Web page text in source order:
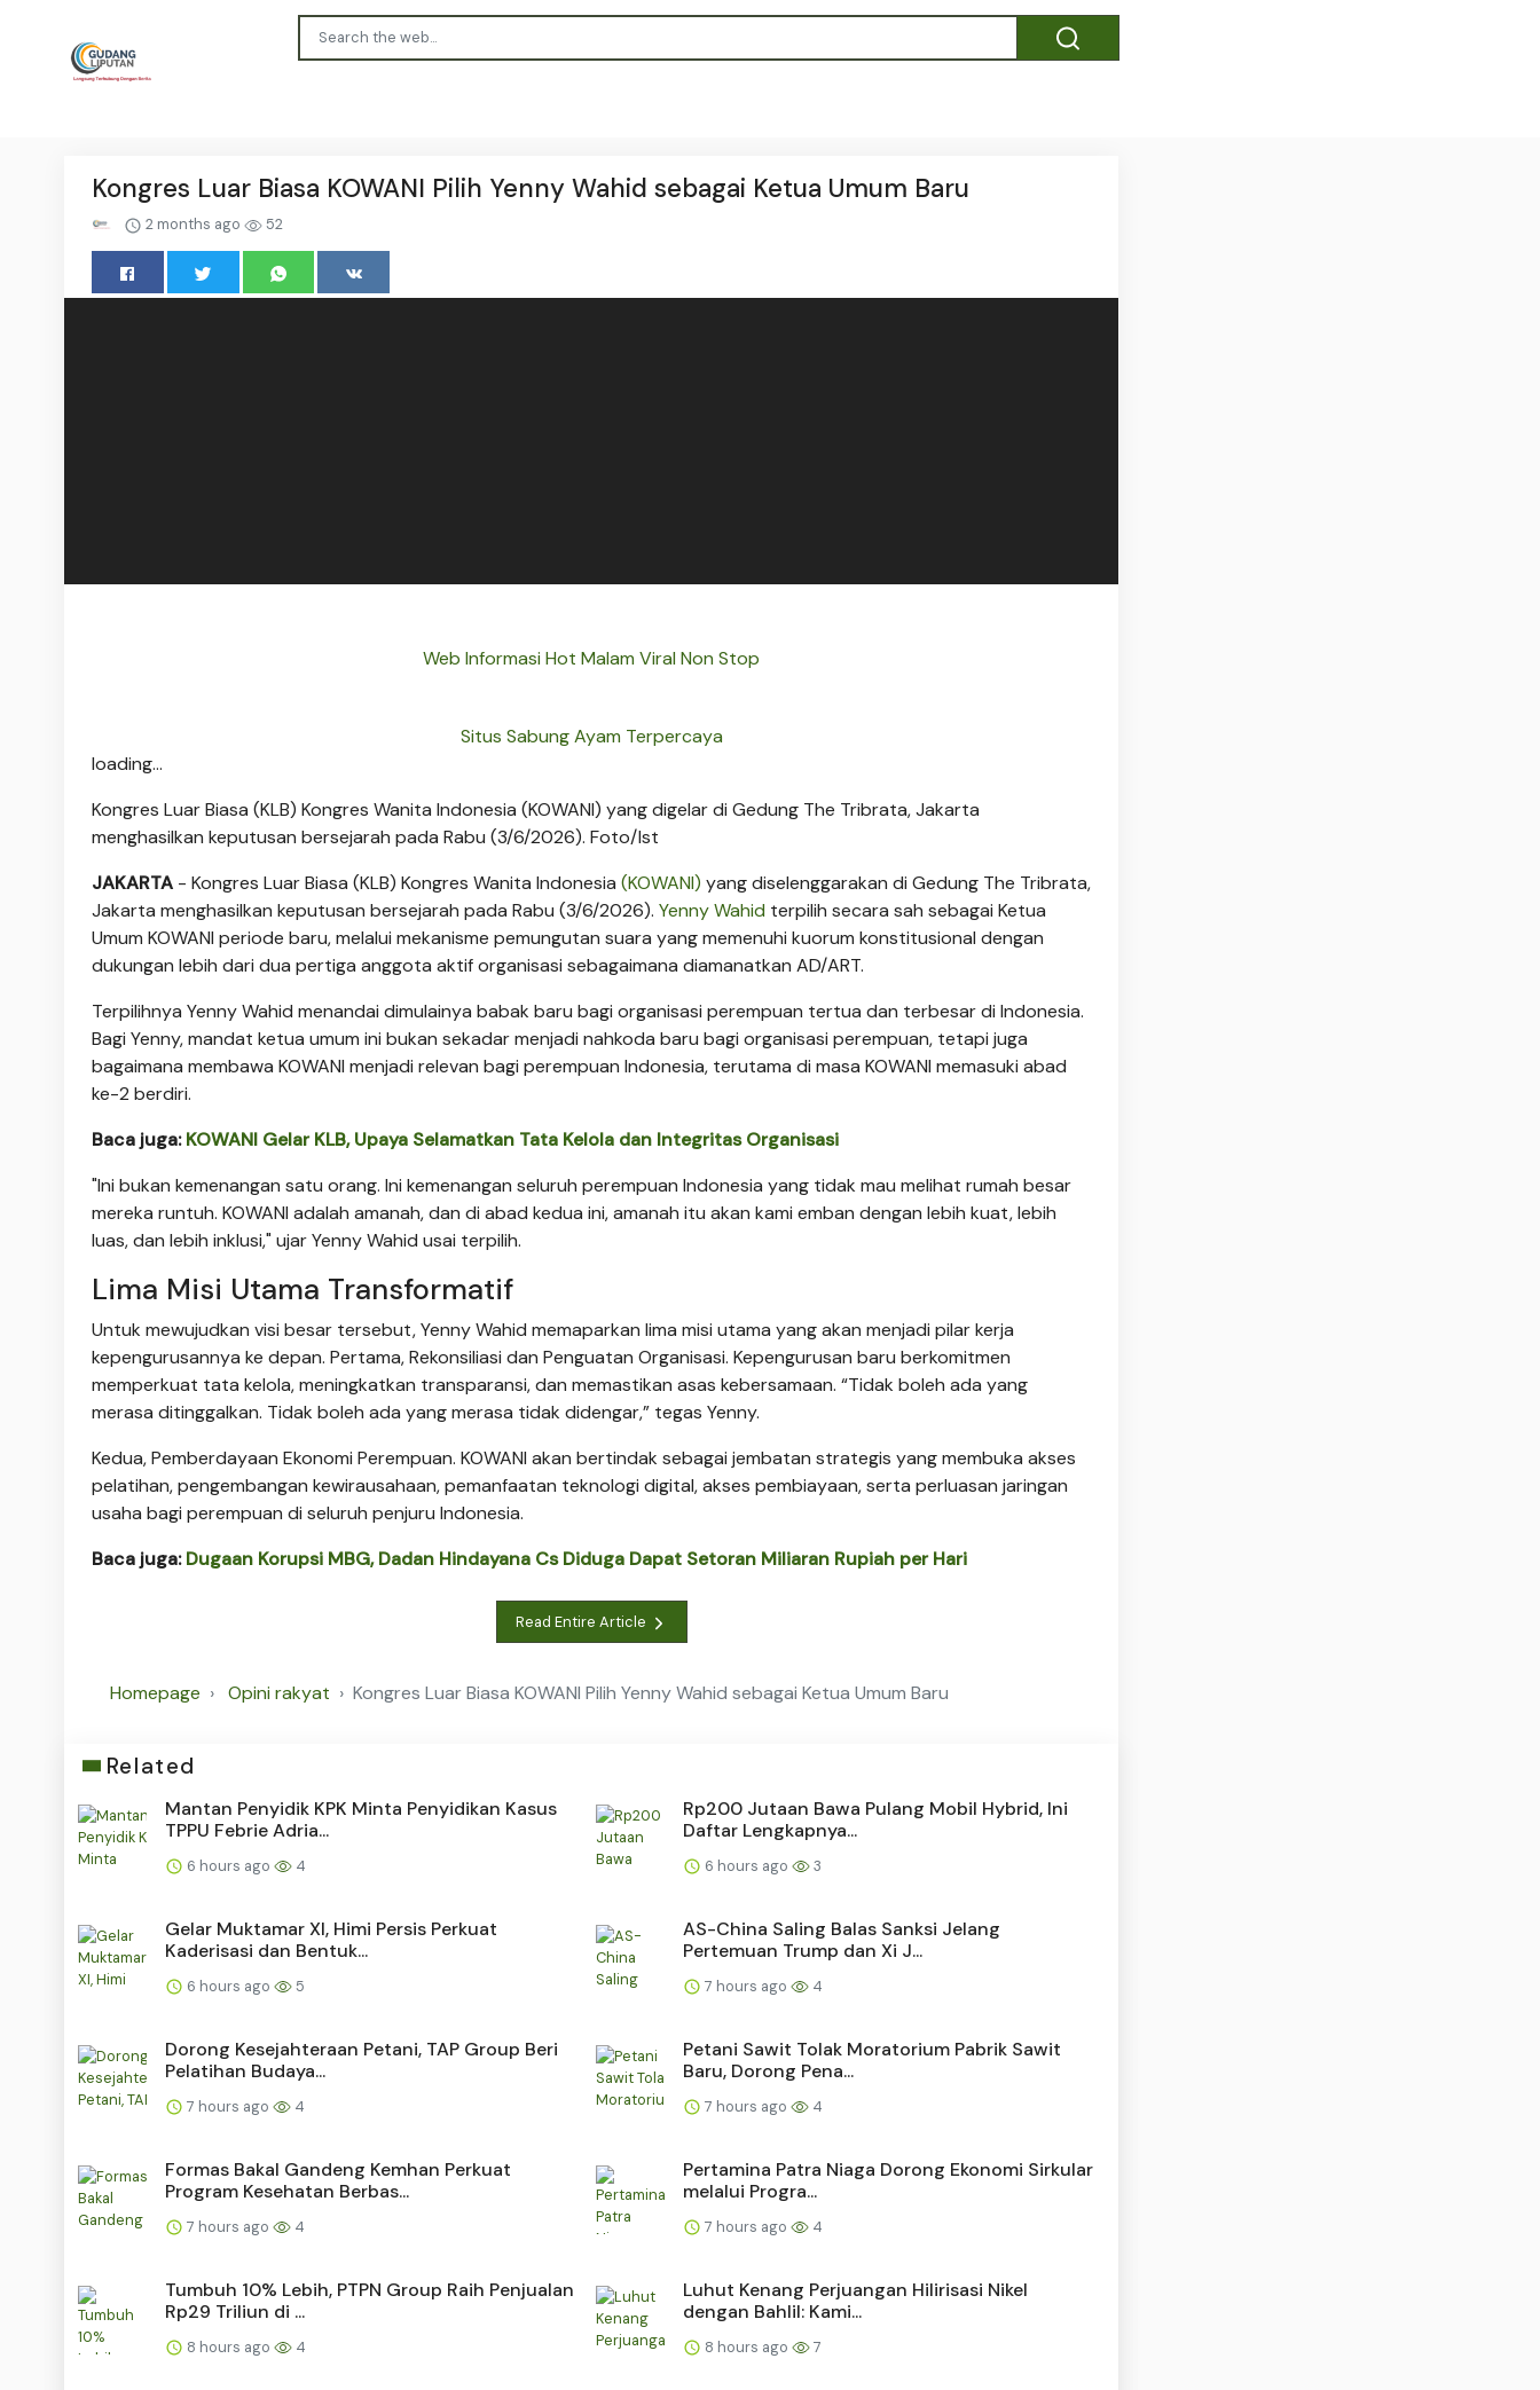
Kongres Luar Biasa KOWANI Pilih Yenny Wahid sebagai Ketua Umum Baru
2 months ago 52
Web Informasi Hot Malam Viral Non Stop
Situs Sabung Ayam Terpercaya
loading...
Kongres Luar Biasa (KLB) Kongres Wanita Indonesia (KOWANI) yang digelar di Gedung The Tribrata, Jakarta
menghasilkan keputusan bersejarah pada Rabu (3/6/2026). Foto/Ist
JAKARTA - Kongres Luar Biasa (KLB) Kongres Wanita Indonesia (KOWANI) yang diselenggarakan di Gedung The Tribrata,
Jakarta menghasilkan keputusan bersejarah pada Rabu (3/6/2026). Yenny Wahid terpilih secara sah sebagai Ketua
Umum KOWANI periode baru, melalui mekanisme pemungutan suara yang memenuhi kuorum konstitusional dengan
dukungan lebih dari dua pertiga anggota aktif organisasi sebagaimana diamanatkan AD/ART.
Terpilihnya Yenny Wahid menandai dimulainya babak baru bagi organisasi perempuan tertua dan terbesar di Indonesia.
Bagi Yenny, mandat ketua umum ini bukan sekadar menjadi nahkoda baru bagi organisasi perempuan, tetapi juga
bagaimana membawa KOWANI menjadi relevan bagi perempuan Indonesia, terutama di masa KOWANI memasuki abad
ke-2 berdiri.
Baca juga:KOWANI Gelar KLB, Upaya Selamatkan Tata Kelola dan Integritas Organisasi
"Ini bukan kemenangan satu orang. Ini kemenangan seluruh perempuan Indonesia yang tidak mau melihat rumah besar
mereka runtuh. KOWANI adalah amanah, dan di abad kedua ini, amanah itu akan kami emban dengan lebih kuat, lebih
luas, dan lebih inklusi," ujar Yenny Wahid usai terpilih.
Lima Misi Utama Transformatif
Untuk mewujudkan visi besar tersebut, Yenny Wahid memaparkan lima misi utama yang akan menjadi pilar kerja
kepengurusannya ke depan. Pertama, Rekonsiliasi dan Penguatan Organisasi. Kepengurusan baru berkomitmen
memperkuat tata kelola, meningkatkan transparansi, dan memastikan asas kebersamaan. “Tidak boleh ada yang
merasa ditinggalkan. Tidak boleh ada yang merasa tidak didengar,” tegas Yenny.
Kedua, Pemberdayaan Ekonomi Perempuan. KOWANI akan bertindak sebagai jembatan strategis yang membuka akses
pelatihan, pengembangan kewirausahaan, pemanfaatan teknologi digital, akses pembiayaan, serta perluasan jaringan
usaha bagi perempuan di seluruh penjuru Indonesia.
Baca juga:Dugaan Korupsi MBG, Dadan Hindayana Cs Diduga Dapat Setoran Miliaran Rupiah per Hari
Read Entire Article
Homepage Opini rakyat Kongres Luar Biasa KOWANI Pilih Yenny Wahid sebagai Ketua Umum Baru
Related
Mantan Penyidik KPK Minta Penyidikan Kasus
TPPU Febrie Adria...
6 hours ago 4
Rp200 Jutaan Bawa Pulang Mobil Hybrid, Ini
Daftar Lengkapnya...
6 hours ago 3
Gelar Muktamar XI, Himi Persis Perkuat
Kaderisasi dan Bentuk...
6 hours ago 5
AS-China Saling Balas Sanksi Jelang
Pertemuan Trump dan Xi J...
7 hours ago 4
Dorong Kesejahteraan Petani, TAP Group Beri
Pelatihan Budaya...
7 hours ago 4
Petani Sawit Tolak Moratorium Pabrik Sawit
Baru, Dorong Pena...
7 hours ago 4
Formas Bakal Gandeng Kemhan Perkuat
Program Kesehatan Berbas...
7 hours ago 4
Pertamina Patra Niaga Dorong Ekonomi Sirkular
melalui Progra...
7 hours ago 4
Tumbuh 10% Lebih, PTPN Group Raih Penjualan
Rp29 Triliun di ...
8 hours ago 4
Luhut Kenang Perjuangan Hilirisasi Nikel
dengan Bahlil: Kami...
8 hours ago 7